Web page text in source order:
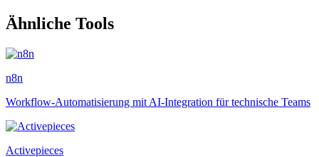
Ähnliche Tools
n8n
Workflow-Automatisierung mit AI-Integration für technische Teams
Activepieces